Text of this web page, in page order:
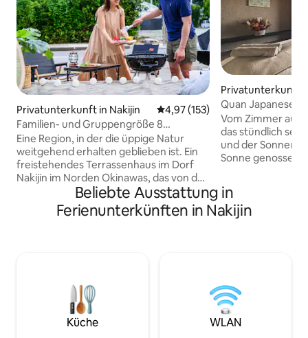
Privatunterkunft in Nakijin Durchschnittliche Bewertung:
4,97 (153)
Familien- und Gruppengröße 8
Personen / Thema JUNGLIA 12 Punkte /
Strand・Chinchorin Stadt 8 Punkte /
Meerwasser-Aquarium・Guryu Insel 18
Punkte
Eine Region, in der die üppige Natur
weitgehend erhalten geblieben ist. Ein
freistehendes Terrassenhaus im Dorf
Nakijin im Norden Okinawas, das von den
Bergen umgeben ist. Kostenlose
Parkplätze für bis zu 3 Autos. Im
gesamten Gebäude steht kostenloses
Der Name unserer Einrichtung [Kokoro-
Kukuru] leitet sich von Kukuru ab, was in
der Sprache Okinawas [Herz] bedeutet.
Wir bieten einen herzerwärmenden
Privatunterkunft
Quan Japanese
PrivateSauna-
Vom Zimmer aus
das stündlich
und der
Sonne genossen
Wirtschaftslage
Besitz abhängt“
Gästen während
Aufenthalts eine
dem Gastgeber
uns wissen, was
genieße den
auf Onna Village. Bitte lesen Sie
Beliebte Ausstattung in
Ferienunterkünften in Nakijin
Küche WLAN